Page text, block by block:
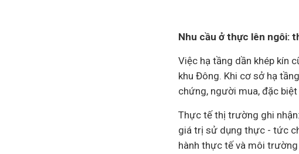
Nhu cầu ở thực lên ngôi:
Việc hạ tầng dần khép kín
khu Đông. Khi cơ sở hạ
chứng, người mua, đặc
Thực tế thị trường ghi
giá trị sử dụng thực - tức
hành thực tế và môi